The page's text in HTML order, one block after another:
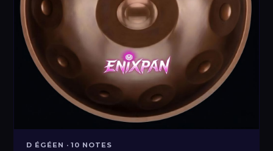
D ÉGÉEN · 10 NOTES